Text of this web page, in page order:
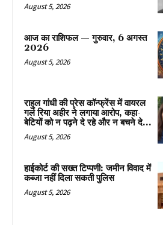
August 5, 2026
आज का राशिफल — गुरुवार, 6 अगस्त
2026
August 5, 2026
राहुल गांधी की प्रेस कॉन्फ्रेंस में वायरल
गर्ल रिया अहीर ने लगाया आरोप, कहा-
बेटियों को न पढ़ने दे रहे और न बचने दे...
August 5, 2026
हाईकोर्ट की सख्त टिप्पणी: जमीन विवाद में
कब्जा नहीं दिला सकती पुलिस
August 5, 2026